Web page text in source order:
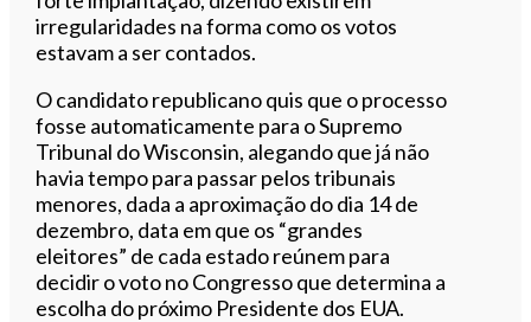
irregularidades na forma como os votos
estavam a ser contados.
O candidato republicano quis que o processo
fosse automaticamente para o Supremo
Tribunal do Wisconsin, alegando que já não
havia tempo para passar pelos tribunais
menores, dada a aproximação do dia 14 de
dezembro, data em que os “grandes
eleitores” de cada estado reúnem para
decidir o voto no Congresso que determina a
escolha do próximo Presidente dos EUA.